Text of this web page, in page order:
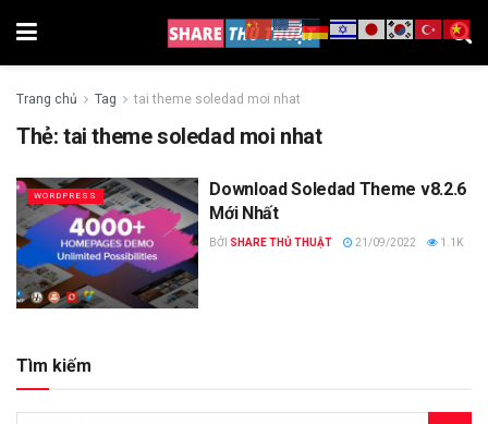
Trang chủ Tag tai theme soledad moi nhat
Thẻ:tai theme soledad moi nhat
WORDPRESS
Download Soledad Theme v8.2.6
Mới Nhất
BỞI SHARE THỦ THUẬT 21/09/2022 1.1K
Tìm kiếm